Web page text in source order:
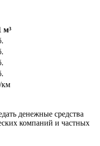
м³
км
денежные средства
компаний и частных